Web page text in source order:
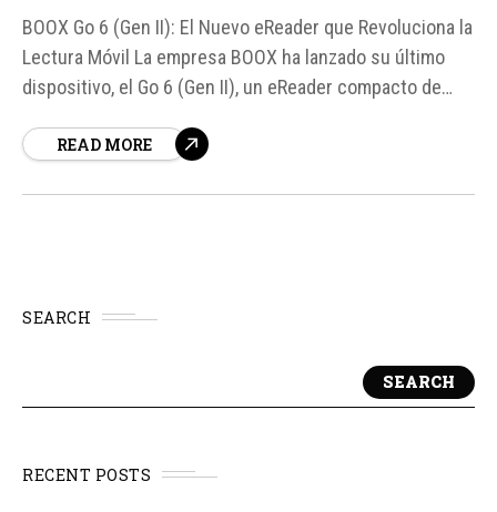
BOOX Go 6 (Gen II): El Nuevo eReader que Revoluciona la
Lectura Móvil La empresa BOOX ha lanzado su último
dispositivo, el Go 6 (Gen II), un eReader compacto de
lectura móvil. Con un diseño inspirado en las maletas de
READ MORE
SEARCH
SEARCH
RECENT POSTS